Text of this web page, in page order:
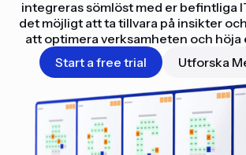
integreras sömlöst med er befintliga
det möjligt att ta tillvara på insikter
att optimera verksamheten och
Start a free trial
Utforska